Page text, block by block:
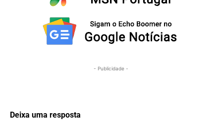
- Publicidade -
Deixa uma resposta